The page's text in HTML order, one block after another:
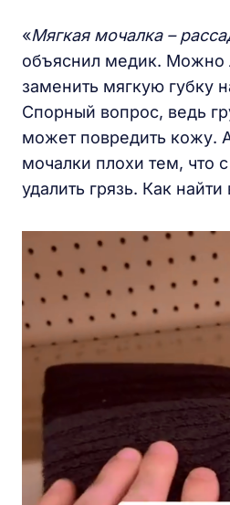
«Мягкая мочалка –
объяснил медик. Можно
заменить мягкую губку
Спорный вопрос, ведь
может повредить кожу.
мочалки плохи тем, что
удалить грязь. Как найти